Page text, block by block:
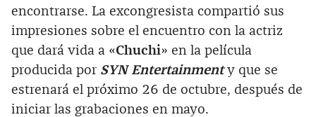
encontrarse. La excongresista compartió sus
impresiones sobre el encuentro con la actriz
que dará vida a «Chuchi» en la película
producida por SYN Entertainmenty que se
estrenará el próximo 26 de octubre, después de
iniciar las grabaciones en mayo.